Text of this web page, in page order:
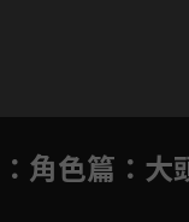
：角色篇：